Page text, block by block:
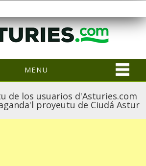
MENU
de los usuarios d'Asturies.com
proyeutu de Ciudá Astur